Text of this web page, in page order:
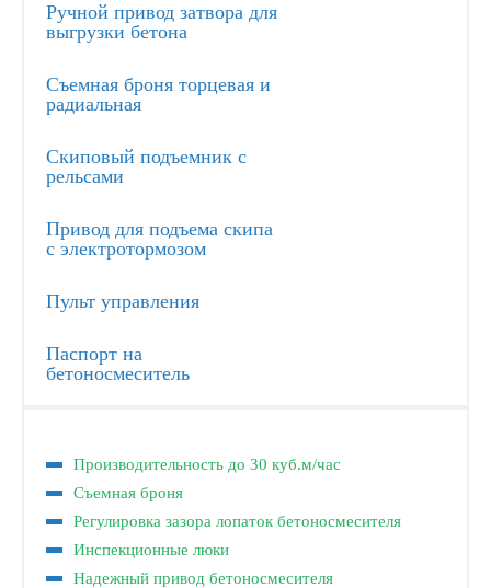
Ручной привод затвора для
выгрузки бетона
Съемная броня торцевая и
радиальная
Скиповый подъемник с
рельсами
Привод для подъема скипа
с электротормозом
Пульт управления
Паспорт на
бетоносмеситель
Производительность до 30 куб.м/час
Съемная броня
Регулировка зазора лопаток бетоносмесителя
Инспекционные люки
Надежный привод бетоносмесителя